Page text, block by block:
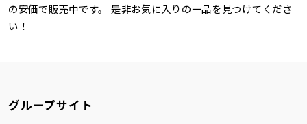
の安価で販売中です。 是非お気に入りの一品を見つけてくださ
い！
グループサイト